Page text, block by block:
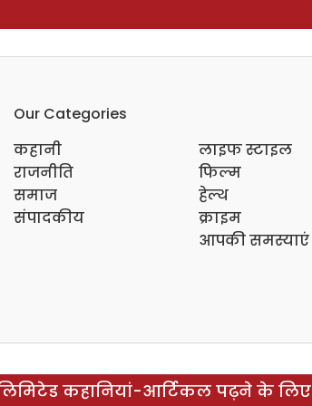
Our Categories
कहानी
राजनीति
समाज
संपादकीय
लाइफ स्टाइल
फिल्म
हेल्थ
क्राइम
आपकी समस्याएं
कहानियां-आर्टिकल पढ़ने के लिए